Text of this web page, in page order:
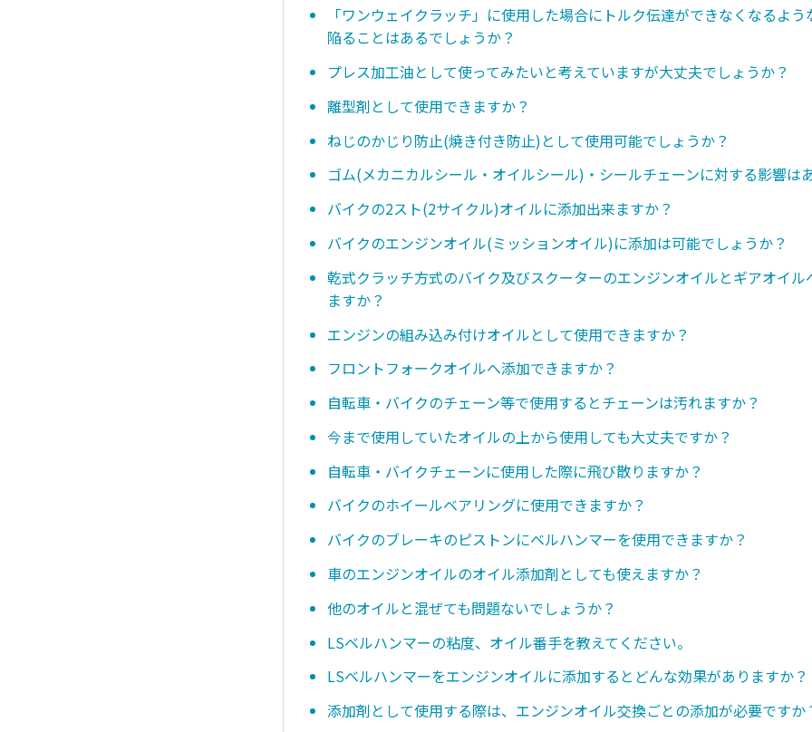
「ワンウェイクラッチ」に使用した場合にトルク伝達ができなくなるよ
陥ることはあるでしょうか？
プレス加工油として使ってみたいと考えていますが大丈夫でしょうか？
離型剤として使用できますか？
ねじのかじり防止(焼き付き防止)として使用可能でしょうか？
ゴム(メカニカルシール・オイルシール)・シールチェーンに対する影響は
バイクの2スト(2サイクル)オイルに添加出来ますか？
バイクのエンジンオイル(ミッションオイル)に添加は可能でしょうか？
乾式クラッチ方式のバイク及びスクーターのエンジンオイルとギアオイル
ますか？
エンジンの組み込み付けオイルとして使用できますか？
フロントフォークオイルへ添加できますか？
自転車・バイクのチェーン等で使用するとチェーンは汚れますか？
今まで使用していたオイルの上から使用しても大丈夫ですか？
自転車・バイクチェーンに使用した際に飛び散りますか？
バイクのホイールベアリングに使用できますか？
バイクのブレーキのピストンにベルハンマーを使用できますか？
車のエンジンオイルのオイル添加剤としても使えますか？
他のオイルと混ぜても問題ないでしょうか？
LSベルハンマーの粘度、オイル番手を教えてください。
LSベルハンマーをエンジンオイルに添加するとどんな効果がありますか？
添加剤として使用する際は、エンジンオイル交換ごとの添加が必要ですか